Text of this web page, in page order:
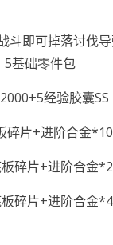
斗即可掉落讨伐
5基础零件包
经验胶囊SS
碎片+进阶合金*10
碎片+进阶合金
碎片+进阶合金